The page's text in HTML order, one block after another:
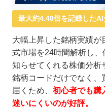
最大約4.48倍を記録したAI
大幅上昇した銘柄実績
式市場を24時間解析し
知らせてくれる株価分析
銘柄コードだけでなく
届くため、初心者でも購
迷いにくいのが好評。